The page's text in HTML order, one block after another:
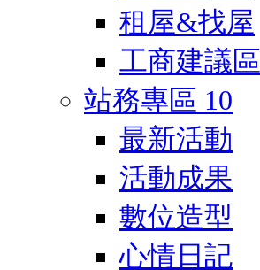
租屋&找屋
工商建議區
站務專區 10
最新活動
活動成果
數位造型
心情日記